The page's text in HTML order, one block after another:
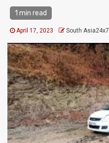
1 min read
April 17, 2023 South Asia24x7